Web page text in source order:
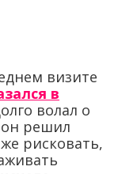
визите
в
волал о
решил
рисковать,